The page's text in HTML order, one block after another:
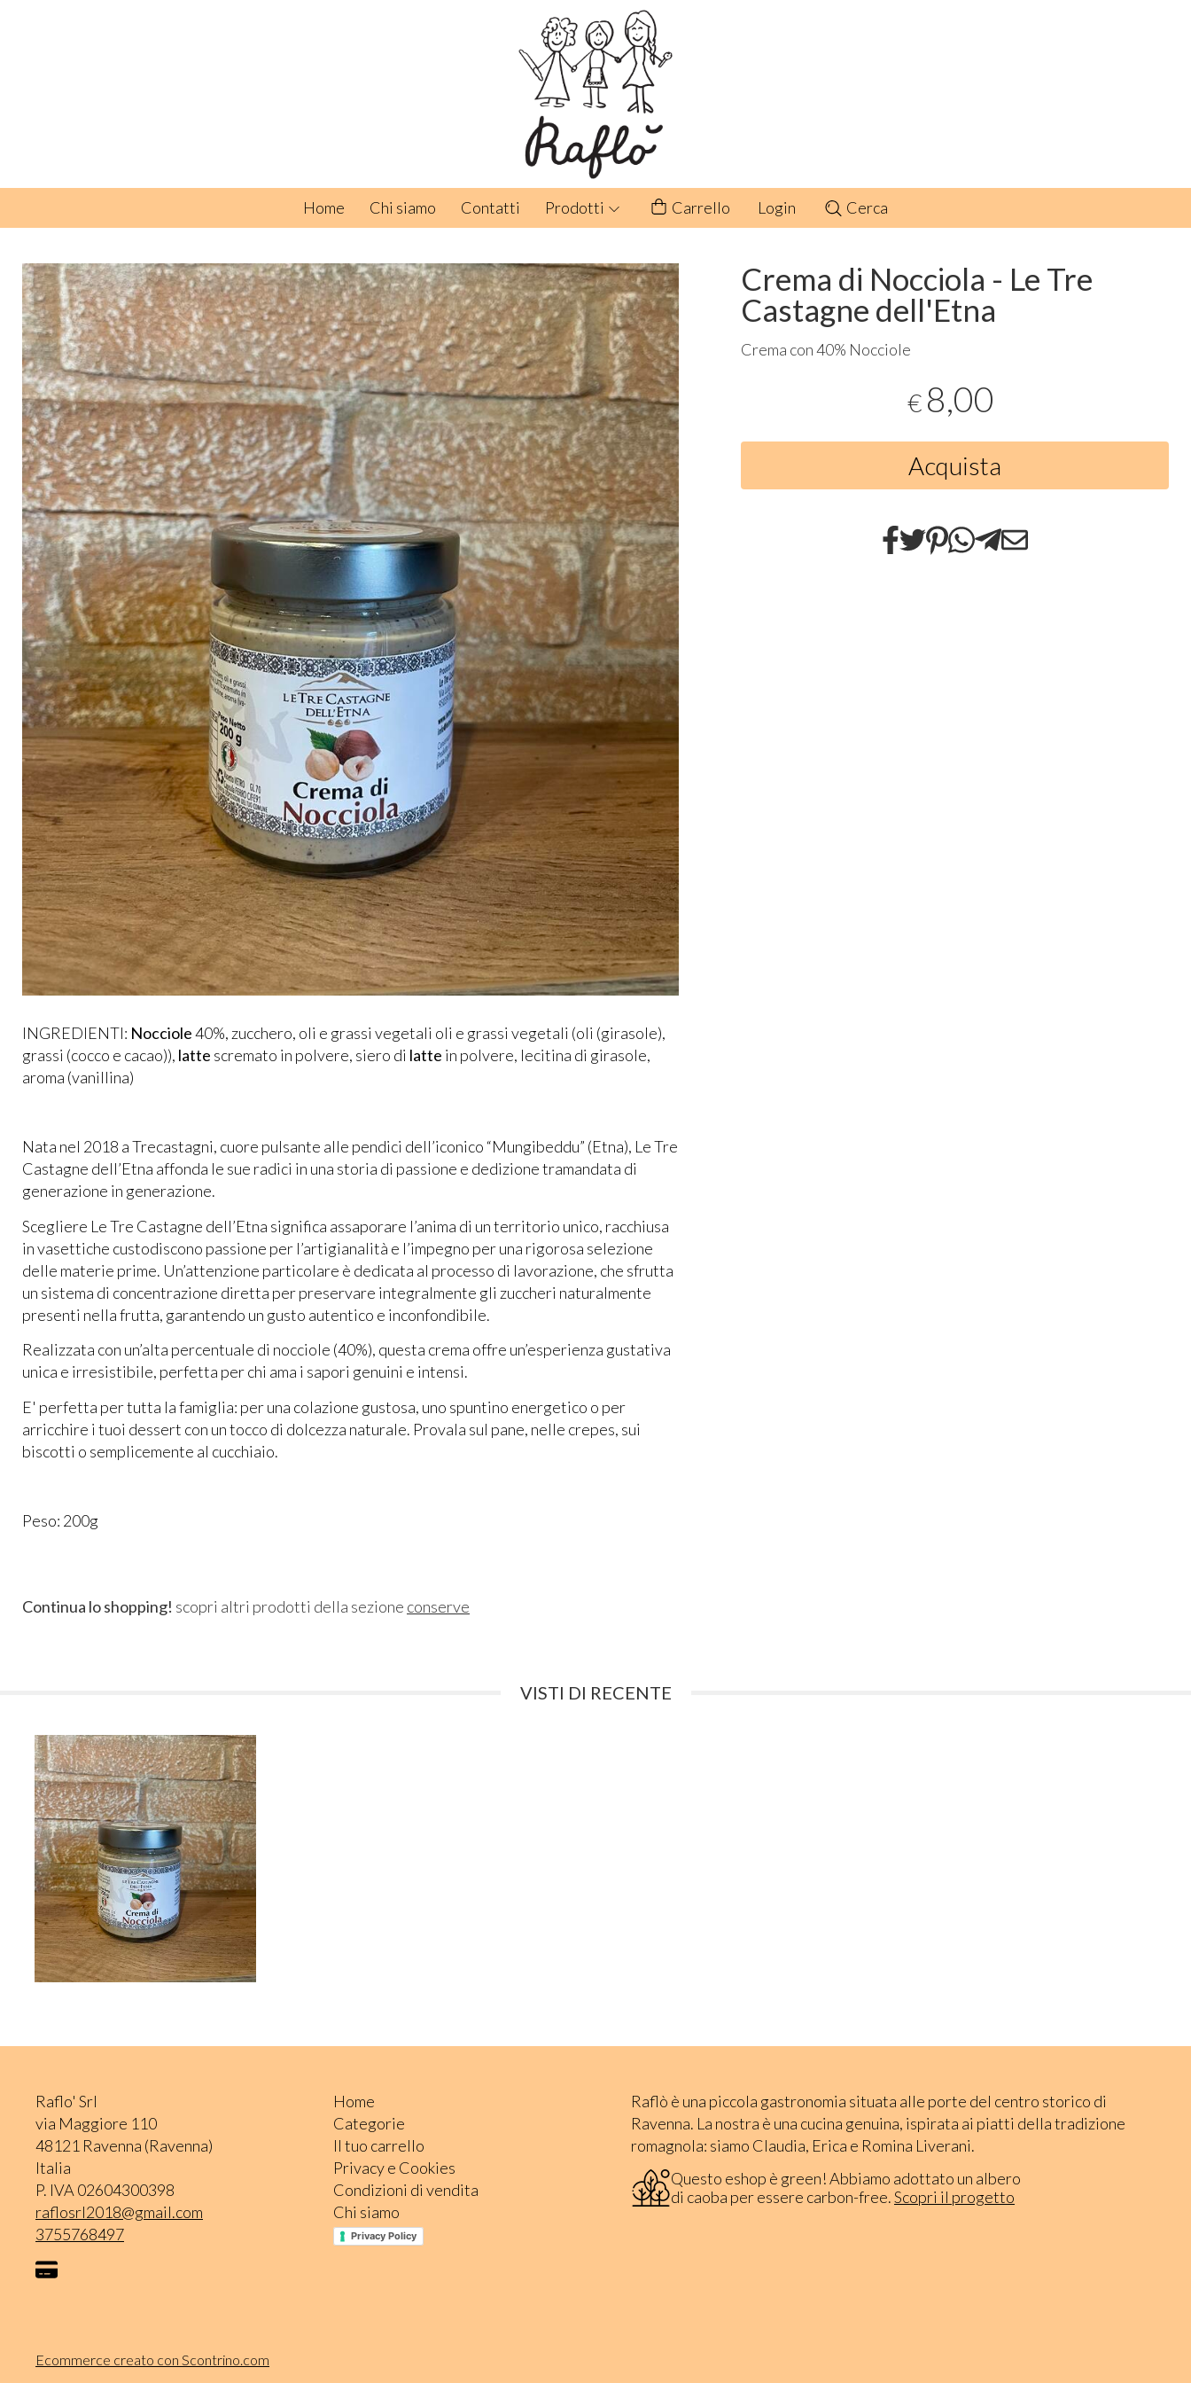
Home Chi siamo Contatti Prodotti Carrello Login Cerca
INGREDIENTI: Nocciole40%, zucchero, oli e grassi vegetali oli e grassi vegetali (oli (girasole),
grassi (cocco e cacao)), latte scremato in polvere, siero di latte in polvere, lecitina di girasole,
aroma (vanillina)
Nata nel 2018 a Trecastagni, cuore pulsante alle pendici dell’iconico “Mungibeddu” (Etna), Le Tre
Castagne dell’Etna affonda le sue radici in una storia di passione e dedizione tramandata di
generazione in generazione.
​Scegliere Le Tre Castagne dell’Etna significa assaporare l’anima di un territorio unico, racchiusa
in vasettiche custodiscono passione per l’artigianalità e l’impegno per una rigorosa selezione
delle materie prime. Un’attenzione particolare è dedicata al processo di lavorazione, che sfrutta
un sistema di concentrazione diretta per preservare integralmente gli zuccheri naturalmente
presenti nella frutta, garantendo un gusto autentico e inconfondibile.
Realizzata con un’alta percentuale di nocciole (40%), questa crema offre un’esperienza gustativa
unica e irresistibile, perfetta per chi ama i sapori genuini e intensi.
E' perfetta per tutta la famiglia: per una colazione gustosa, uno spuntino energetico o per
arricchire i tuoi dessert con un tocco di dolcezza naturale. Provala sul pane, nelle crepes, sui
biscotti o semplicemente al cucchiaio.
Peso: 200g
Crema di Nocciola - Le Tre
Castagne dell'Etna
Crema con 40% Nocciole
€ 8,00
Acquista
Continua lo shopping! scopri altri prodotti della sezione conserve
VISTI DI RECENTE
Raflo' Srl
via Maggiore 110
48121 Ravenna (Ravenna)
Italia
P. IVA 02604300398
raflosrl2018@gmail.com
3755768497
Home
Categorie
Il tuo carrello
Privacy e Cookies
Condizioni di vendita
Chi siamo
Privacy Policy
Raflò è una piccola gastronomia situata alle porte del centro storico di
Ravenna. La nostra è una cucina genuina, ispirata ai piatti della tradizione
romagnola: siamo Claudia, Erica e Romina Liverani.
Questo eshop è green! Abbiamo adottato un albero
di caoba per essere carbon-free.Scopri il progetto
Ecommerce creato con Scontrino.com